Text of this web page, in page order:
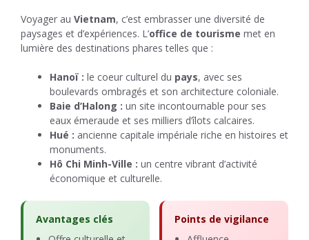
Voyager au Vietnam, c’est embrasser une diversité de
paysages et d’expériences. L’office de tourisme met en
lumière des destinations phares telles que :
Hanoï : le coeur culturel du pays, avec ses
boulevards ombragés et son architecture coloniale.
Baie d’Halong : un site incontournable pour ses
eaux émeraude et ses milliers d’îlots calcaires.
Hué : ancienne capitale impériale riche en histoires et
monuments.
Hô Chi Minh-Ville : un centre vibrant d’activité
économique et culturelle.
Avantages clés
Points de vigilance